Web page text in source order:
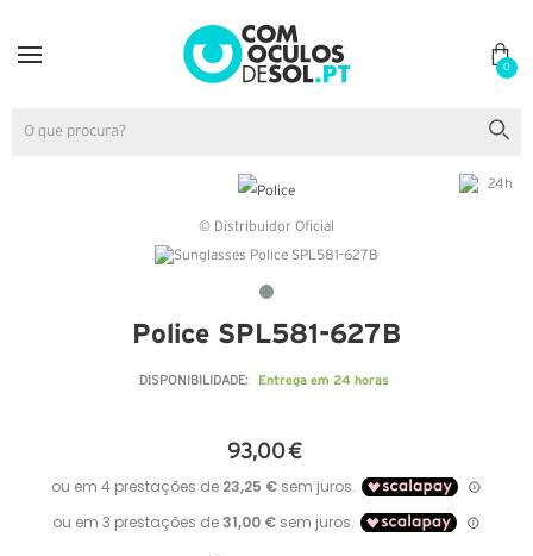
0
© Distribuidor Oficial
Police SPL581-627B
DISPONIBILIDADE: Entrega em 24 horas
93,00 €